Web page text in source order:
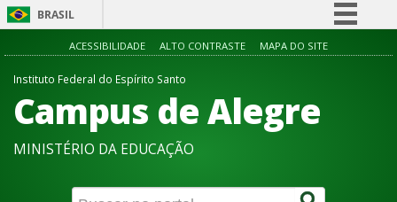
BRASIL
Simplifique!
Acesso à informação
Canais
ACESSIBILIDADE ALTO CONTRASTE MAPA DO SITE
Instituto Federal do Espírito Santo
Campus de Alegre
MINISTÉRIO DA EDUCAÇÃO